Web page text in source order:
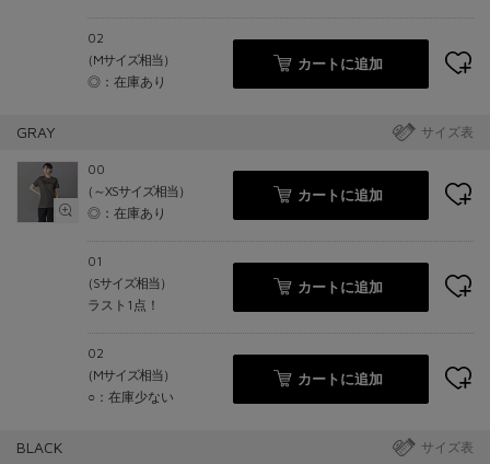
02
（Mサイズ相当）
◎：在庫あり
カートに追加
サイズ表
GRAY
00
（～XSサイズ相当）
◎：在庫あり
カートに追加
01
（Sサイズ相当）
ラスト1点！
カートに追加
02
（Mサイズ相当）
○：在庫少ない
カートに追加
サイズ表
BLACK